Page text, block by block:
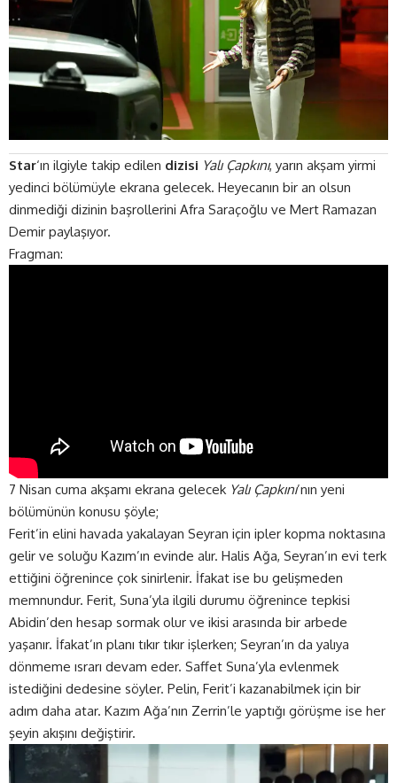
Star‘ın ilgiyle takip edilen dizisi Yalı Çapkını, yarın akşam yirmi
yedinci bölümüyle ekrana gelecek. Heyecanın bir an olsun
dinmediği dizinin başrollerini Afra Saraçoğlu ve Mert Ramazan
Demir paylaşıyor.
Fragman:
7 Nisan cuma akşamı ekrana gelecek Yalı Çapkını’nın yeni
bölümünün konusu şöyle;
Ferit’in elini havada yakalayan Seyran için ipler kopma noktasına
gelir ve soluğu Kazım’ın evinde alır. Halis Ağa, Seyran’ın evi terk
ettiğini öğrenince çok sinirlenir. İfakat ise bu gelişmeden
memnundur. Ferit, Suna’yla ilgili durumu öğrenince tepkisi
Abidin’den hesap sormak olur ve ikisi arasında bir arbede
yaşanır. İfakat’ın planı tıkır tıkır işlerken; Seyran’ın da yalıya
dönmeme ısrarı devam eder. Saffet Suna’yla evlenmek
istediğini dedesine söyler. Pelin, Ferit’i kazanabilmek için bir
adım daha atar. Kazım Ağa’nın Zerrin’le yaptığı görüşme ise her
şeyin akışını değiştirir.